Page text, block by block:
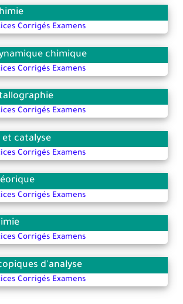
Corrigés Examens
chimique
Corrigés Examens
Corrigés Examens
et catalyse
Corrigés Examens
Corrigés Examens
Corrigés Examens
d'analyse
Corrigés Examens